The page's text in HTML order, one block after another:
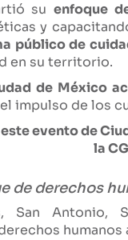
suenfoque
y
público de
en su territorio.
de México
impulso de los
evento de
la
de derechos
San Antonio,
humanos